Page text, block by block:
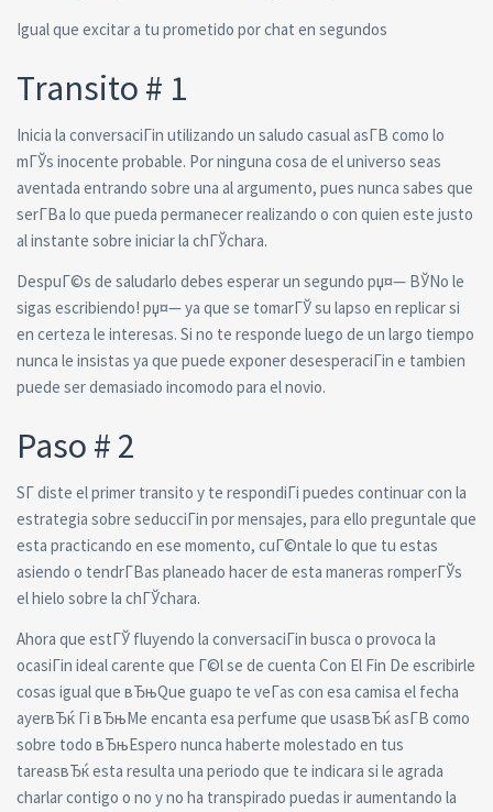
Igual que excitar a tu prometido por chat en segundos
Transito # 1
Inicia la conversaciГіn utilizando un saludo casual asГ­В­ como lo
mГЎs inocente probable. Por ninguna cosa de el universo seas
aventada entrando sobre una al argumento, pues nunca sabes que
serГ­В­a lo que pueda permanecer realizando o con quien este justo
al instante sobre iniciar la chГЎchara.
DespuГ©s de saludarlo debes esperar un segundo рџ¤— ВЎNo le
sigas escribiendo! рџ¤— ya que se tomarГЎ su lapso en replicar si
en certeza le interesas. Si no te responde luego de un largo tiempo
nunca le insistas ya que puede exponer desesperaciГіn e tambien
puede ser demasiado incomodo para el novio.
Paso # 2
SГ­ diste el primer transito y te respondiГі puedes continuar con la
estrategia sobre seducciГіn por mensajes, para ello preguntale que
esta practicando en ese momento, cuГ©ntale lo que tu estas
asiendo o tendrГ­В­as planeado hacer de esta maneras romperГЎs
el hielo sobre la chГЎchara.
Ahora que estГЎ fluyendo la conversaciГіn busca o provoca la
ocasiГіn ideal carente que Г©l se de cuenta Con El Fin De escribirle
cosas igual que вЂњQue guapo te veГ­as con esa camisa el fecha
ayerвЂќ Гі вЂњMe encanta esa perfume que usasвЂќ asГ­В­ como
sobre todo вЂњEspero nunca haberte molestado en tus
tareasвЂќ esta resulta una periodo que te indicara si le agrada
charlar contigo o no y no ha transpirado puedas ir aumentando la